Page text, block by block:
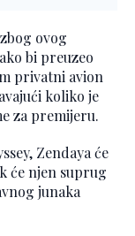
ovog
bi preuzeo
privatni avion
koliko je
za premijeru.
Zendaya će
će njen suprug
junaka